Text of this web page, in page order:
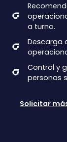
a turno.
Descarga
Control y
personas
Solicitar